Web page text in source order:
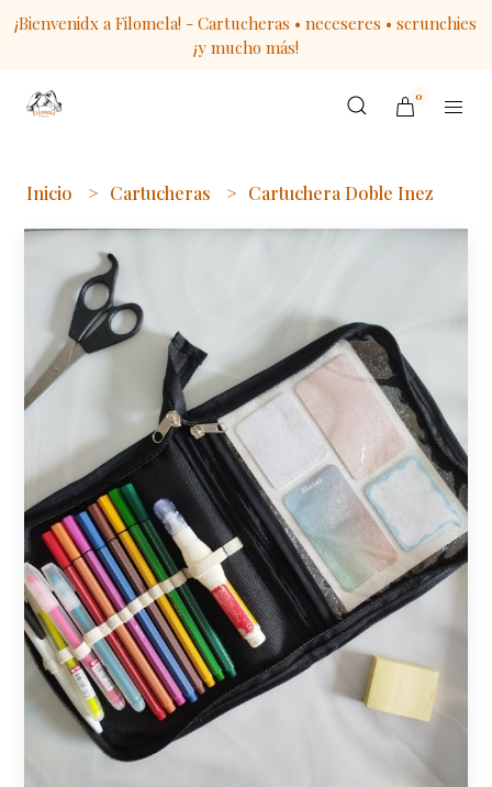
¡Bienvenidx a Filomela! - Cartucheras • neceseres • scrunchies
¡y mucho más!
0
Inicio Cartucheras Cartuchera Doble Inez